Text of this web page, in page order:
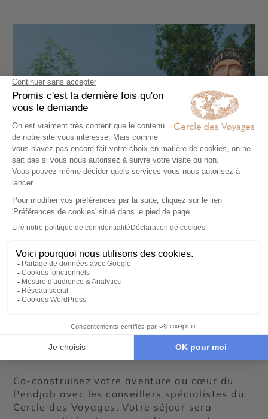
Un voyage au Pendjab
avec Cercle des Voyages
Co-construisez votre aventure au cœur du
Pendjab avec les conseillers spécialistes du
Cercle des Voyages. Votre séjour sera